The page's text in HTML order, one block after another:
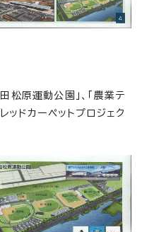
松原運動公園」、「農業テ
ッドカーペットプロジェク